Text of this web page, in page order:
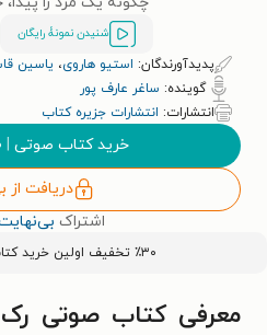
شنیدن نمونۀ رایگان
پدیدآورندگان: استیو هاروی، یاسین
گوینده: ساغر عارف پور
انتشارات: انتشارات جزیره کتاب
خرید کتاب صوتی |
دریافت از
اشتراک
٪۳۰ تخفیف اولین خرید کتاب با کد
معرفی کتاب صوتی